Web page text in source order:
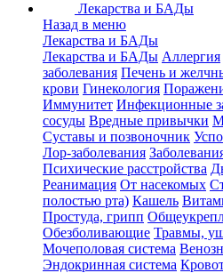
Лекарства и БАДы
Назад в меню
Лекарства и БАДы
Лекарства и БАДы Аллергия
заболевания Печень и
крови Гинекология
Иммунитет Инфекционные
сосуды Вредные привычки
Суставы и позвоночник
Лор-заболевания
Психические расстройства
Реанимация От насекомых
полостью рта) Кашель
Простуда, грипп
Обезболивающие Травмы,
Мочеполовая система
Эндокринная система